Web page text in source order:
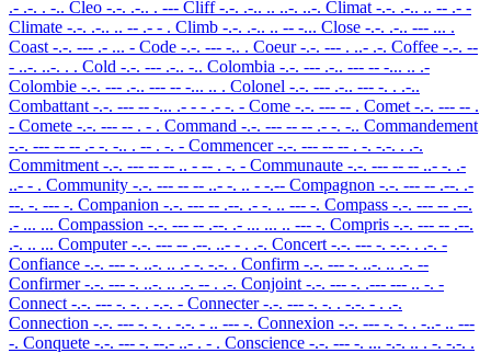
.- .-. . -.. Cleo -.-. .-.. . --- Cliff-.-. .-.. .. ..-. ..-. Climat -.-. .-.. .. -- .- -
Climate -.-. .-.. .. -- .- - . Climb -.-. .-.. .. -- -... Close -.-. .-.. --- ... .
Coast -.-. --- .- ... - Code -.-. --- -.. . Coeur-.-. --- . ..- .-. Coffee -.-. --
- ..-. ..-. . . Cold -.-. --- .-.. -.. Colombia -.-. --- .-.. --- -- -... .. .-
Colombie -.-. --- .-.. --- -- -... .. . Colonel -.-. --- .-.. --- -. . .-..
Combattant -.-. --- -- -... .- - - .- -. - Come -.-. --- -- . Comet -.-. --- -- .
- Comete -.-. --- -- . - . Command -.-. --- -- -- .- -. -.. Commandement
-.-. --- -- -- .- -. -.. . -- . -. - Commencer-.-. --- -- -- . -. -.-. . .-.
Commitment -.-. --- -- -- .. - -- . -. - Communaute -.-. --- -- -- ..- -. .-
..- - . Community -.-. --- -- -- ..- -. .. - -.-- Compagnon -.-. --- -- .--. .-
--. -. --- -. Companion -.-. --- -- .--. .- -. .. --- -. Compass -.-. --- -- .--.
.- ... ... Compassion -.-. --- -- .--. .- ... ... .. --- -. Compris -.-. --- -- .--.
.-. .. ... Computer-.-. --- -- .--. ..- - . .-. Concert -.-. --- -. -.-. . .-. -
Confiance -.-. --- -. ..-. .. .- -. -.-. . Confirm -.-. --- -. ..-. .. .-. --
Confirmer-.-. --- -. ..-. .. .-. -- . .-. Conjoint -.-. --- -. .--- --- .. -. -
Connect -.-. --- -. -. . -.-. - Connecter-.-. --- -. -. . -.-. - . .-.
Connection -.-. --- -. -. . -.-. - .. --- -. Connexion -.-. --- -. -. . -..- .. ---
-. Conquete -.-. --- -. --.- ..- . - . Conscience -.-. --- -. ... -.-. .. . -. -.-. .